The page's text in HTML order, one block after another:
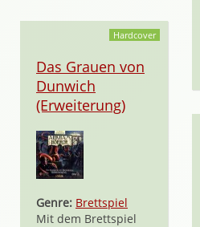
Hardcover
Das Grauen von
Dunwich
(Erweiterung)
Genre: Brettspiel
Mit dem Brettspiel